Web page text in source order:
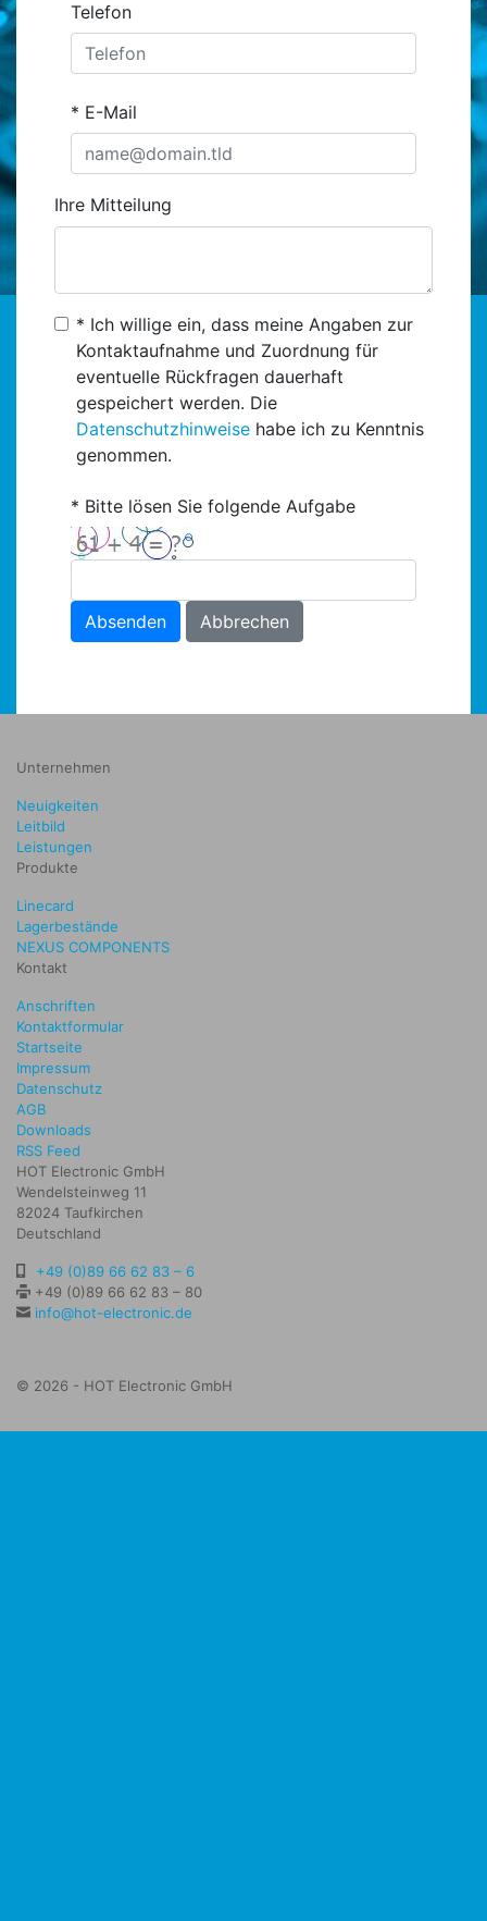
Telefon
E-Mail
Ihre Mitteilung
* Ich willige ein, dass meine Angaben zur
Kontaktaufnahme und Zuordnung für
eventuelle Rückfragen dauerhaft
gespeichert werden. Die
Datenschutzhinweise habe ich zu Kenntnis
genommen.
Bitte lösen Sie folgende Aufgabe
Absenden Abbrechen
Unternehmen
Neuigkeiten
Leitbild
Leistungen
Produkte
Linecard
Lagerbestände
NEXUS COMPONENTS
Kontakt
Anschriften
Kontaktformular
Startseite
Impressum
Datenschutz
AGB
Downloads
RSS Feed
HOT Electronic GmbH
Wendelsteinweg 11
82024 Taufkirchen
Deutschland
+49 (0)89 66 62 83 – 6
+49 (0)89 66 62 83 – 80
info@hot-electronic.de
© 2026 - HOT Electronic GmbH